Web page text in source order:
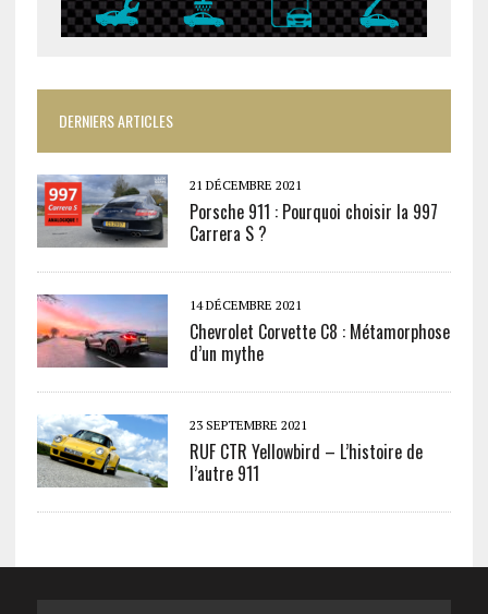
DERNIERS ARTICLES
21 DÉCEMBRE 2021
Porsche 911 : Pourquoi choisir la 997
Carrera S ?
14 DÉCEMBRE 2021
Chevrolet Corvette C8 : Métamorphose
d’un mythe
23 SEPTEMBRE 2021
RUF CTR Yellowbird – L’histoire de
l’autre 911